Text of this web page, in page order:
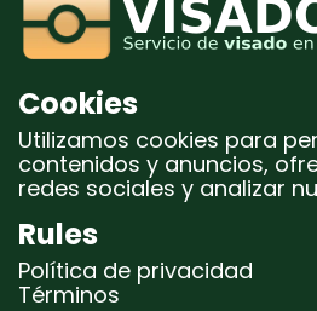
Cookies
Utilizamos cookies para
contenidos y anuncios,
redes sociales y analizar
Rules
Política de privacidad
Términos